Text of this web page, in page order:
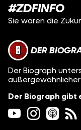
#ZDFINFO
Sie waren die
DER
Der Biograph
Der Biograph gibt